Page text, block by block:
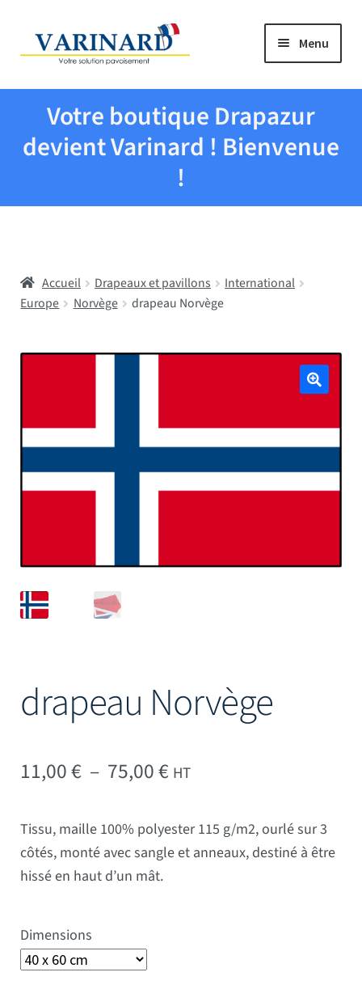
Aller à la navigation
Aller au contenu Menu
Tous les produits
Drapeaux et pavillons
Écoles
Votre boutique Drapazur
devient Varinard ! Bienvenue
!
Accueil Drapeaux et pavillons
International
Europe
Norvège drapeau Norvège
drapeau Norvège
11,00€ – 75,00€Plage de prix : 11,00 €
HT
Tissu, maille 100% polyester 115 g/m2, ourlé sur 3
côtés, monté avec sangle et anneaux, destiné à être
hissé en haut d’un mât.
Dimensions